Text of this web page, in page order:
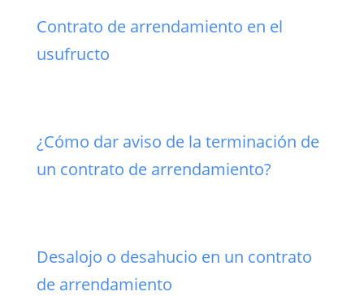
Contrato de arrendamiento en el
usufructo
¿Cómo dar aviso de la terminación de
un contrato de arrendamiento?
Desalojo o desahucio en un contrato
de arrendamiento